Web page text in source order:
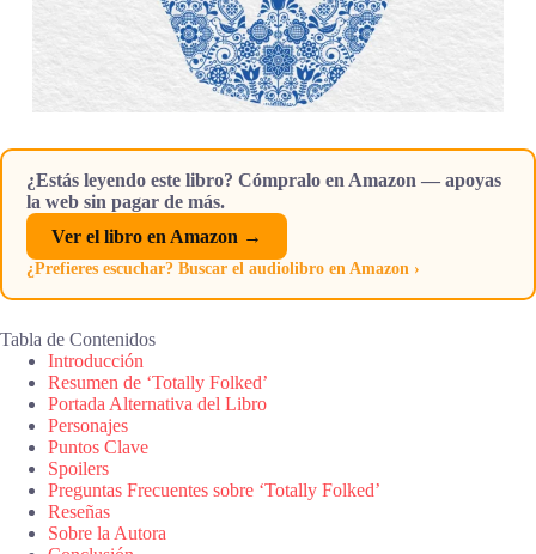
¿Estás leyendo este libro? Cómpralo en Amazon — apoyas
la web sin pagar de más.
Ver el libro en Amazon →
¿Prefieres escuchar? Buscar el audiolibro en Amazon ›
Tabla de Contenidos
Introducción
Resumen de ‘Totally Folked’
Portada Alternativa del Libro
Personajes
Puntos Clave
Spoilers
Preguntas Frecuentes sobre ‘Totally Folked’
Reseñas
Sobre la Autora